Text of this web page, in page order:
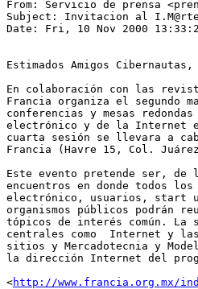
From: Servicio de prensa
Subject: Invitacion al
Date: Fri, 10 Nov 2000
Estimados Amigos Cibernautas,
En colaboración con las
Francia organiza el segundo
conferencias y mesas
electrónico y de la Internet
cuarta sesión se llevara a
Francia (Havre 15, Col.
Este evento pretende ser, de
encuentros en donde todos
electrónico, usuarios, start
organismos públicos podrán
tópicos de interés común. La
centrales como  Internet y
sitios y Mercadotecnia y
la dirección Internet del
<http://www.francia.org.mx/